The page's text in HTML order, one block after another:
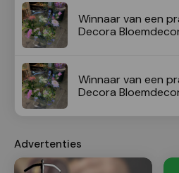
Winnaar van een
Decora
Winnaar van een
Decora
Advertenties